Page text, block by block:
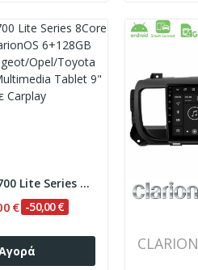
Clarion GL700 Lite Series 8Core Android...
€ -50,00 €
CLARION